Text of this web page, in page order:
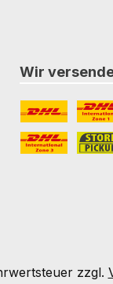
Wir
DHL DHL
zzgl.